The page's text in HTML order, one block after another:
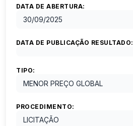
DATA DE ABERTURA:
30/09/2025
DATA DE PUBLICAÇÃO RESULTADO:
TIPO:
MENOR PREÇO GLOBAL
PROCEDIMENTO:
LICITAÇÃO